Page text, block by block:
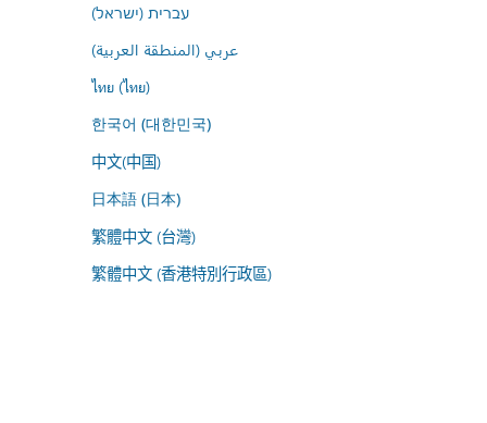
עברית (ישראל)
عربي (المنطقة العربية)
ไทย (ไทย)
한국어 (대한민국)
中文(中国)
日本語 (日本)
繁體中文 (台灣)
繁體中文 (香港特別行政區)